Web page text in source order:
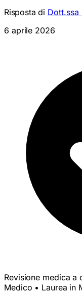
Risposta di Dott.ssa
6 aprile 2026
Revisione medica a
Medico • Laurea in